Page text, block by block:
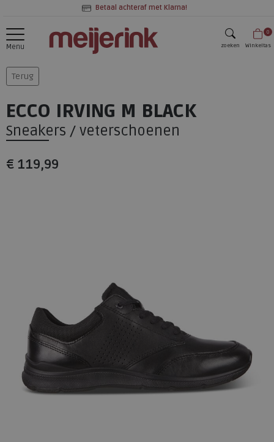
Betaal achteraf met Klarna!
Menu zoeken
0
Winkeltas
Terug
ECCO IRVING M BLACK
Sneakers / veterschoenen
€ 119,99